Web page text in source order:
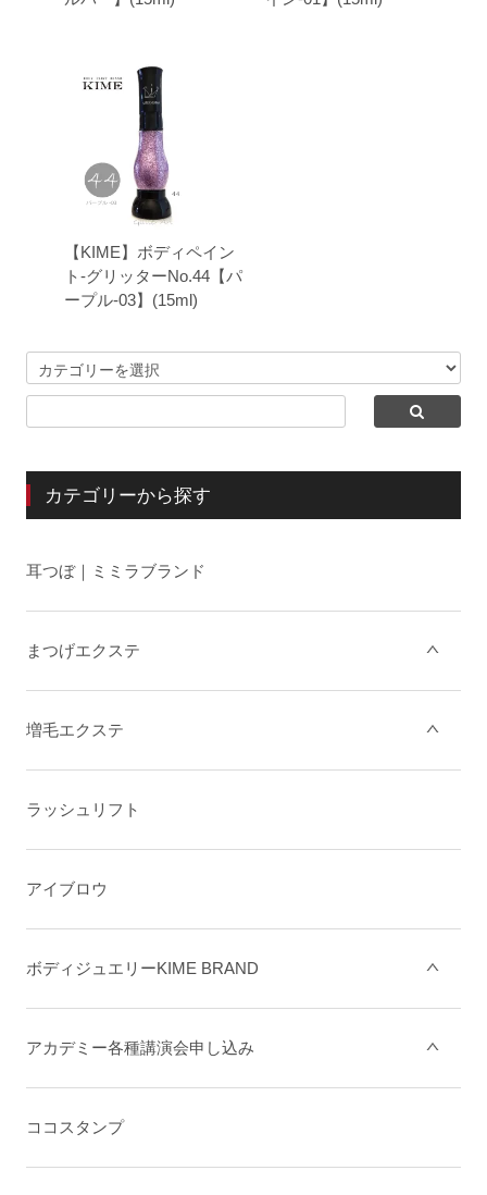
【KIME】ボディペイン
ト-グリッターNo.44【パ
ープル-03】(15ml)
カテゴリーから探す
耳つぼ｜ミミラブランド
まつげエクステ
増毛エクステ
ラッシュリフト
アイブロウ
ボディジュエリーKIME BRAND
アカデミー各種講演会申し込み
ココスタンプ